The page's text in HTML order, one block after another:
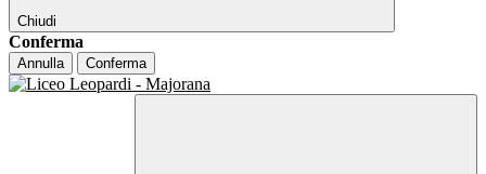
Chiudi
Conferma
Annulla Conferma